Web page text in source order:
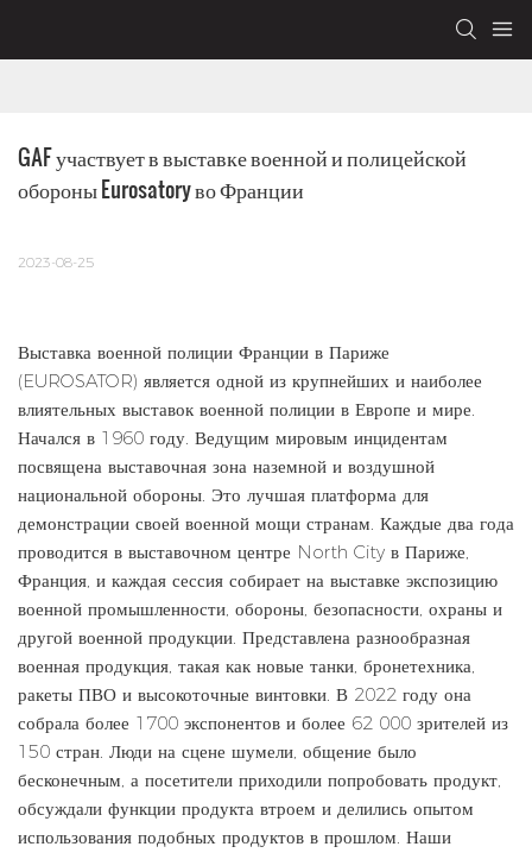
GAF участвует в выставке военной и полицейской
обороны Eurosatory во Франции
2023-08-25
Выставка военной полиции Франции в Париже
(EUROSATOR) является одной из крупнейших и наиболее
влиятельных выставок военной полиции в Европе и мире.
Начался в 1960 году. Ведущим мировым инцидентам
посвящена выставочная зона наземной и воздушной
национальной обороны. Это лучшая платформа для
демонстрации своей военной мощи странам. Каждые два года
проводится в выставочном центре North City в Париже,
Франция, и каждая сессия собирает на выставке экспозицию
военной промышленности, обороны, безопасности, охраны и
другой военной продукции. Представлена ​​разнообразная
военная продукция, такая как новые танки, бронетехника,
ракеты ПВО и высокоточные винтовки. В 2022 году она
собрала более 1700 экспонентов и более 62 000 зрителей из
150 стран. Люди на сцене шумели, общение было
бесконечным, а посетители приходили попробовать продукт,
обсуждали функции продукта втроем и делились опытом
использования подобных продуктов в прошлом. Наши